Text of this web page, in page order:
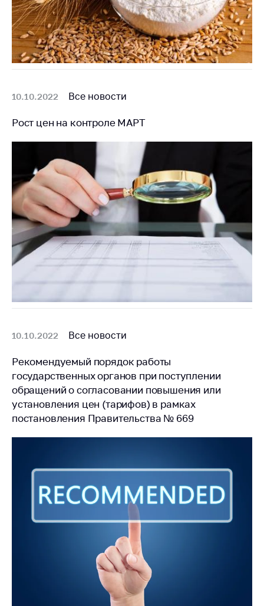
антимонопольного
регулирования и
конкурентной
политики
10.10.2022 Все новости
Рост цен на контроле МАРТ
10.10.2022 Все новости
Рекомендуемый порядок работы
государственных органов при поступлении
обращений о согласовании повышения или
установления цен (тарифов) в рамках
постановления Правительства № 669